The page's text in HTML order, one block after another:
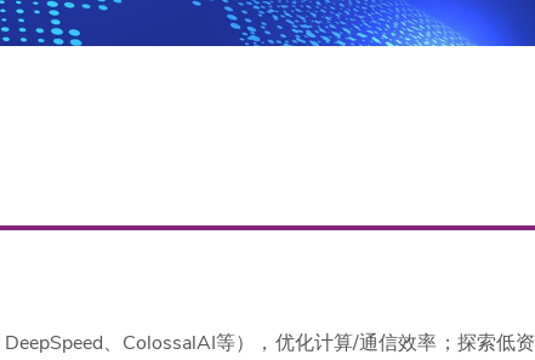
、ColossalAI等），优化计算/通信效率；探索低资